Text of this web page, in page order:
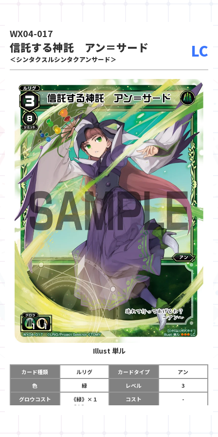
WX04-017
信託する神託 アン＝サード
＜シンタクスルシンタクアンサード＞ LC
Illust単ル
カード種類 ルリグ カードタイプ
アン
色
緑 レベル
3
グロウコスト
《緑》×１
《白》×１
コスト -